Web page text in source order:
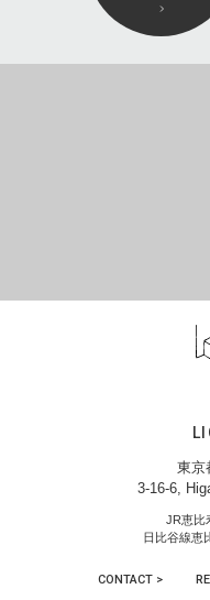
東京
3-16-6,
JR恵比
日比谷線恵
CONTACT >